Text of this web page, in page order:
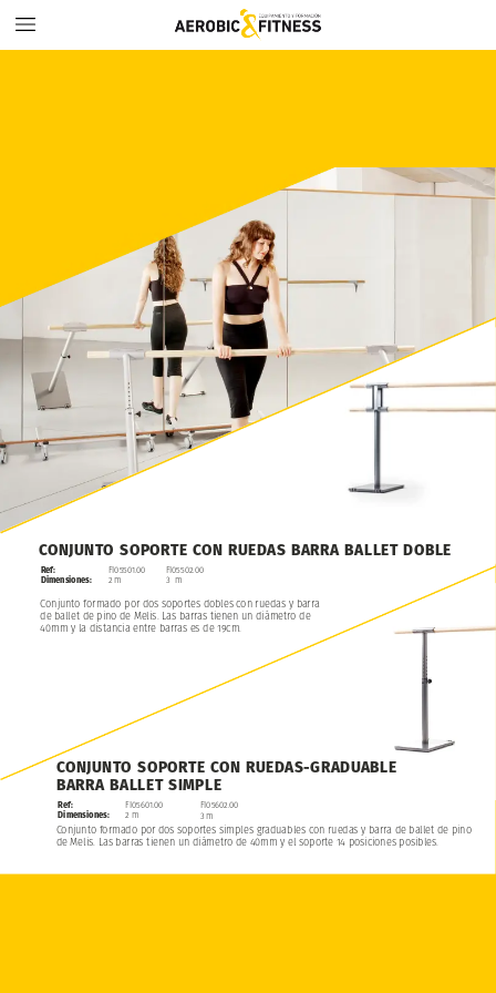
Conjunto formado por dos soportes dobles con ruedas y barra
de ballet de pino de Melis. Las barras tienen un diámetro de
40mm y la distancia entre barras es de 19cm.
CONJUNTO SOPORTE CON RUEDAS BARRA BALLET DOBLE
Ref:
Dimensiones:
FI05501.00
2 m
FI05502.00
3 m
Conjunto formado por dos soportes simples graduables con ruedas y barra de ballet de pino
de Melis. Las barras tienen un diámetro de 40mm y el soporte 14 posiciones posibles.
CONJUNTO SOPORTE CON RUEDAS-GRADUABLE
BARRA BALLET SIMPLE
Ref:
Dimensiones:
FI05601.00
2 m
FI05602.00
3 m